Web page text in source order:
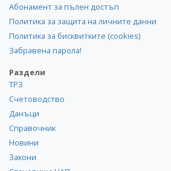
Абонамент за пълен достъп
Политика за защита на личните данни
Политика за бисквитките (cookies)
Забравена парола!
Раздели
ТРЗ
Счетоводство
Данъци
Справочник
Новини
Закони